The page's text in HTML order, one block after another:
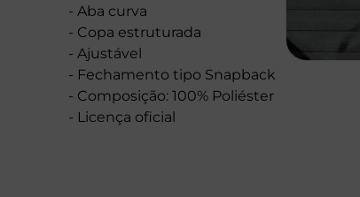
- Aba curva
- Copa estruturada
- Ajustável
- Fechamento tipo Snapback
- Composição: 100% Poliéster
- Licença oficial